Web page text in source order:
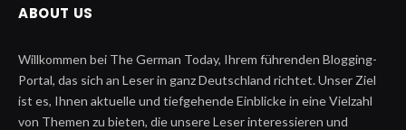
ABOUT US
Willkommen bei The German Today, Ihrem führenden Blogging-
Portal, das sich an Leser in ganz Deutschland richtet. Unser Ziel
ist es, Ihnen aktuelle und tiefgehende Einblicke in eine Vielzahl
von Themen zu bieten, die unsere Leser interessieren und